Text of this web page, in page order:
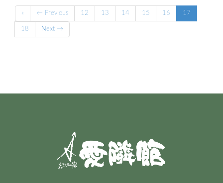
« ← Previous 12 13 14 15 16 17
18 Next →